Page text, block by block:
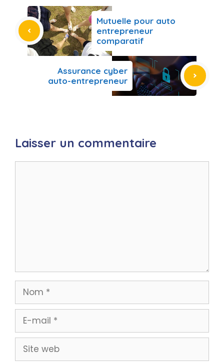
Mutuelle pour auto
entrepreneur
comparatif
Assurance cyber
auto-entrepreneur
Laisser un commentaire
Nom
mail
Site
web